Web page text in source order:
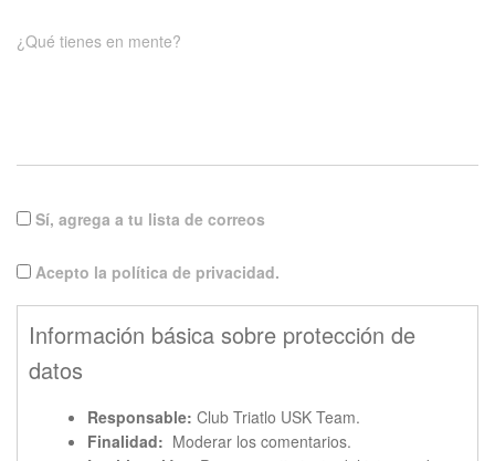
¿Qué tienes en mente?
Sí, agrega a tu lista de correos
Acepto la política de privacidad.
Información básica sobre protección de
datos
Responsable: Club Triatlo USK Team.
Finalidad: Moderar los comentarios.